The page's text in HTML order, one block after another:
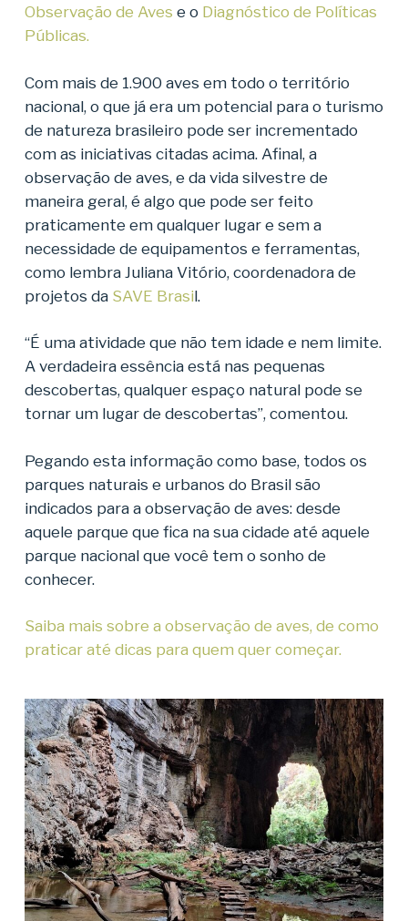
Observação de Aves e o Diagnóstico de Políticas
Públicas.
Com mais de 1.900 aves em todo o território
nacional, o que já era um potencial para o turismo
de natureza brasileiro pode ser incrementado
com as iniciativas citadas acima. Afinal, a
observação de aves, e da vida silvestre de
maneira geral, é algo que pode ser feito
praticamente em qualquer lugar e sem a
necessidade de equipamentos e ferramentas,
como lembra Juliana Vitório, coordenadora de
projetos da SAVE Brasil.
“É uma atividade que não tem idade e nem limite.
A verdadeira essência está nas pequenas
descobertas, qualquer espaço natural pode se
tornar um lugar de descobertas”, comentou.
Pegando esta informação como base, todos os
parques naturais e urbanos do Brasil são
indicados para a observação de aves: desde
aquele parque que fica na sua cidade até aquele
parque nacional que você tem o sonho de
conhecer.
Saiba mais sobre a observação de aves, de como
praticar até dicas para quem quer começar.